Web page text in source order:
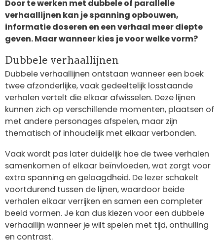
Door te werken met dubbele of parallelle
verhaallijnen kan je spanning opbouwen,
informatie doseren en een verhaal meer diepte
geven. Maar wanneer kies je voor welke vorm?
Dubbele verhaallijnen
Dubbele verhaallijnen ontstaan wanneer een boek
twee afzonderlijke, vaak gedeeltelijk losstaande
verhalen vertelt die elkaar afwisselen. Deze lijnen
kunnen zich op verschillende momenten, plaatsen of
met andere personages afspelen, maar zijn
thematisch of inhoudelijk met elkaar verbonden.
Vaak wordt pas later duidelijk hoe de twee verhalen
samenkomen of elkaar beïnvloeden, wat zorgt voor
extra spanning en gelaagdheid. De lezer schakelt
voortdurend tussen de lijnen, waardoor beide
verhalen elkaar verrijken en samen een completer
beeld vormen. Je kan dus kiezen voor een dubbele
verhaallijn wanneer je wilt spelen met tijd, onthulling
en contrast.